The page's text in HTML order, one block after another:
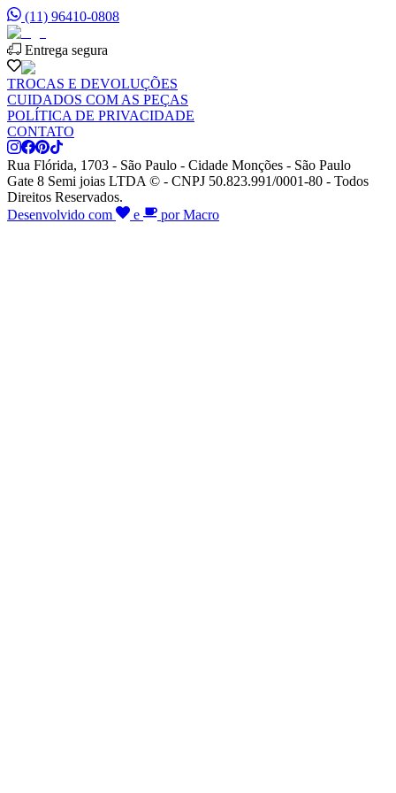
(11) 96410-0808
Entrega segura
TROCAS E DEVOLUÇÕES
CUIDADOS COM AS PEÇAS
POLÍTICA DE PRIVACIDADE
CONTATO
Rua Flórida, 1703 - São Paulo - Cidade Monções - São Paulo
Gate 8 Semi joias LTDA © - CNPJ 50.823.991/0001-80 - Todos
Direitos Reservados.
Desenvolvido com
e por Macro